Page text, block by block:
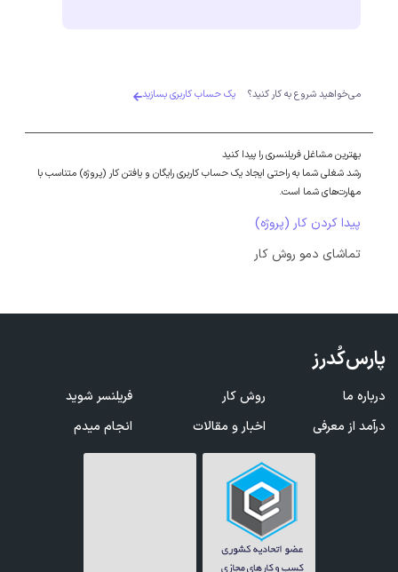
می‌خواهید شروع به کار کنید؟ یک حساب کاربری بسازید
بهترین مشاغل فریلنسری را پیدا کنید
رشد شغلی شما به راحتی ایجاد یک حساب کاربری رایگان و یافتن کار (پروژه) متناسب با
مهارت‌های شما است.
پیدا کردن کار (پروژه)
تماشای دمو روش کار
پارس‌کُدرز
درباره ما روش کار
فریلنسر شوید
درآمد از معرفی
اخبار و مقالات انجام میدم